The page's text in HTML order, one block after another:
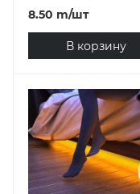
8.50 m/шт
В корзину